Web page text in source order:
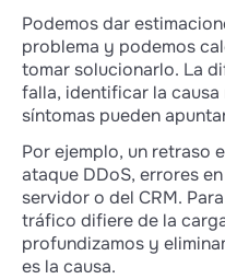
Podemos dar
problema y podemos
tomar solucionarlo. La
falla, identificar la
síntomas pueden
Por ejemplo, un retraso
ataque DDoS, errores
servidor o del CRM.
tráfico difiere de la
profundizamos y
es la causa.